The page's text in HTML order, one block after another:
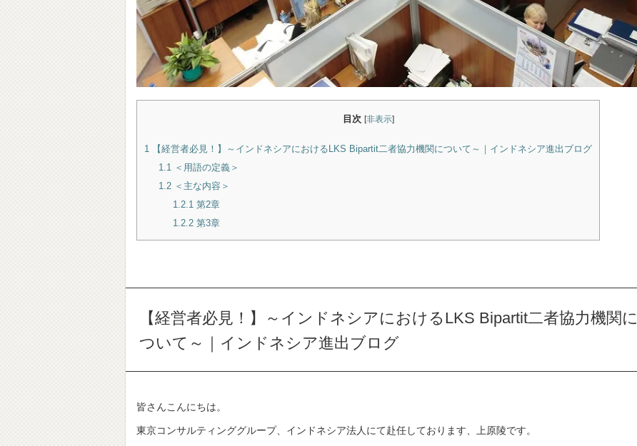
目次 [非表示]
1 【経営者必見！】～インドネシアにおけるLKS Bipartit二者協力機関について～｜インドネシア進出ブログ
1.1＜用語の定義＞
1.2＜主な内容＞
1.2.1第2章
1.2.2第3章
【経営者必見！】～インドネシアにおけるLKS Bipartit二者協力機関に
ついて～｜インドネシア進出ブログ
皆さんこんにちは。
東京コンサルティンググループ、インドネシア法人にて赴任しております、上原陵です。